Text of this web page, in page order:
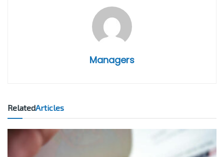
Managers
RelatedArticles